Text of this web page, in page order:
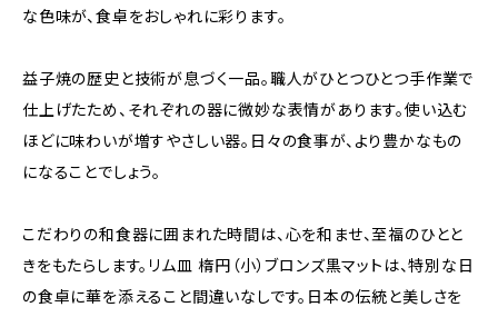
な色味が、食卓をおしゃれに彩ります。
益子焼の歴史と技術が息づく一品。職人がひとつひとつ手作業で
仕上げたため、それぞれの器に微妙な表情があります。使い込む
ほどに味わいが増すやさしい器。日々の食事が、より豊かなもの
になることでしょう。
こだわりの和食器に囲まれた時間は、心を和ませ、至福のひとと
きをもたらします。リム皿 楕円（小）ブロンズ黒マットは、特別な日
の食卓に華を添えること間違いなしです。日本の伝統と美しさを